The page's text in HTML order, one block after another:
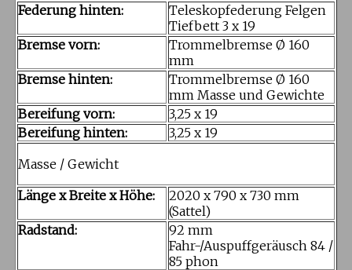
Federung hinten:
Teleskopfederung Felgen
Tiefbett 3 x 19
Bremse vorn:
Trommelbremse Ø 160
mm
Bremse hinten:
Trommelbremse Ø 160
mm Masse und Gewichte
Bereifung vorn:
3,25 x 19
Bereifung hinten:
3,25 x 19
Masse / Gewicht
Länge x Breite x Höhe:
2020 x 790 x 730 mm
(Sattel)
Radstand:
92 mm
Fahr-/Auspuffgeräusch 84 /
85 phon